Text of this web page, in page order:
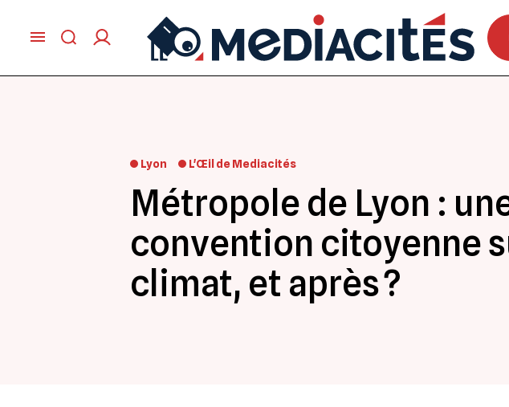
Lyon L'Œil de Mediacités
Métropole de Lyon :
convention citoyenne
climat, et après ?